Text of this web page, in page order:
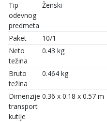
Tip
odevnog
predmeta
Ženski
Paket
10/1
Neto
težina
0.43 kg
Bruto
težina
0.464 kg
Dimenzije
transport
kutije
0.36 x 0.18 x 0.57 m